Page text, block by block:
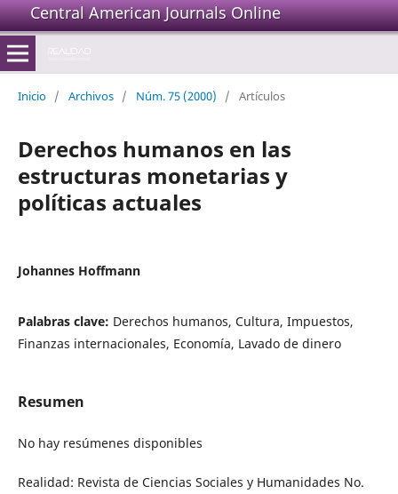
Central American Journals Online
Inicio / Archivos / Núm. 75 (2000) / Artículos
Derechos humanos en las
estructuras monetarias y
políticas actuales
Johannes Hoffmann
Palabras clave: Derechos humanos, Cultura, Impuestos,
Finanzas internacionales, Economía, Lavado de dinero
Resumen
No hay resúmenes disponibles
Realidad: Revista de Ciencias Sociales y Humanidades No.